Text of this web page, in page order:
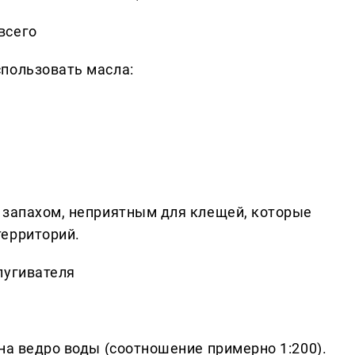
масла:
неприятным для клещей, которые
ведро воды (соотношение примерно 1:200).